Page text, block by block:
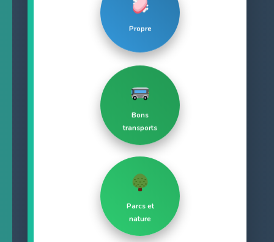
Propre
Bons
transports
Parcs et
nature